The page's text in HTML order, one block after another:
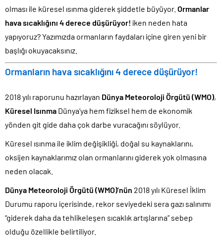
olması ile küresel ısınma giderek şiddetle büyüyor. Ormanlar
hava sıcaklığını 4 derece düşürüyor! iken neden hata
yapıyoruz? Yazımızda ormanların faydaları içine giren yeni bir
başlığı okuyacaksınız.
Ormanların hava sıcaklığını 4 derece düşürüyor!
2018 yılı raporunu hazırlayan Dünya Meteoroloji Örgütü (WMO),
Küresel Isınma Dünya’ya hem fiziksel hem de ekonomik
yönden git gide daha çok darbe vuracağını söylüyor.
Küresel ısınma ile iklim değişikliği, doğal su kaynaklarını,
oksijen kaynaklarımız olan ormanlarını giderek yok olmasına
neden olacak.
Dünya Meteoroloji Örgütü (WMO)’nün 2018 yılı Küresel İklim
Durumu raporu içerisinde, rekor seviyedeki sera gazı salınımı
“giderek daha da tehlikeleşen sıcaklık artışlarına” sebep
olduğu özellikle belirtiliyor.